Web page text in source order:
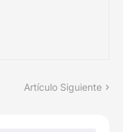
Artículo Siguiente